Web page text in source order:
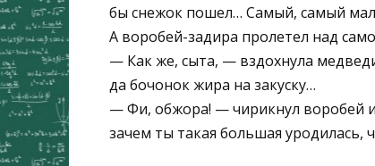
бы снежок пошел… Самый, самый
А воробей-задира пролетел над
— Как же, сыта, — вздохнула
да бочонок жира на закуску…
— Фи, обжора! — чирикнул воробей
зачем ты такая большая уродилась,